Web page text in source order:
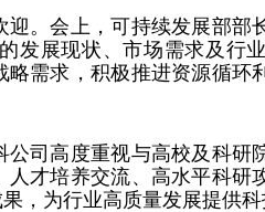
。会上，可持续发展部部
发展现状、市场需求及行
需求，积极推进资源循环
司高度重视与高校及科研
才培养交流、高水平科研
，为行业高质量发展提供科